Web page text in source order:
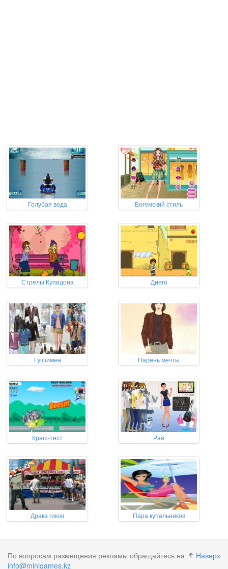
Голубая вода Богемский стиль
Стрелы Купидона Диего
Гуччимен Парень мечты
Краш-тест Рая
Драка гиков Пара купальников
Наверх
По вопросам размещения рекламы обращайтесь на
info@minigames.kz